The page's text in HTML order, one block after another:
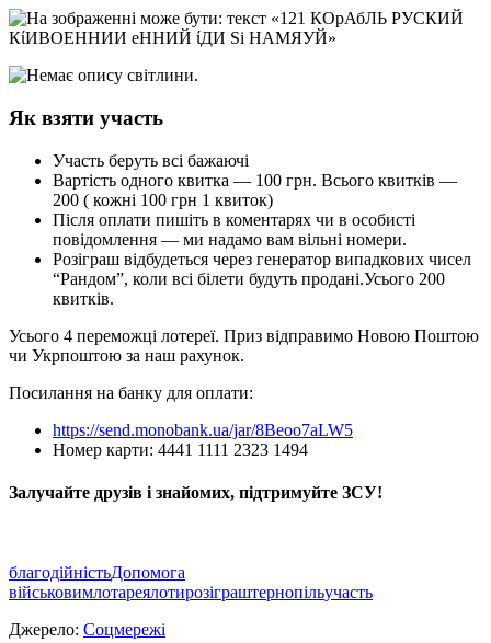
Як взяти участь
Участь беруть всi бажаючi
Вартiсть одного квитка — 100 грн. Всього квиткiв —
200 ( кожнi 100 грн 1 квиток)
Пiсля оплати пишiть в коментарях чи в особистi
повiдомлення — ми надамо вам вiльнi номери.
Розiграш вiдбудеться через генератор випадкових чисел
“Рандом”, коли всi бiлети будуть проданi.Усього 200
квиткiв.
Усього 4 переможцi лотереї. Приз вiдправимо Новою Поштою
чи Укрпоштою за наш рахунок.
Посилання на банку для оплати:
https://send.monobank.ua/jar/8Beoo7aLW5
Номер карти: 4441 1111 2323 1494
Залучайте друзiв i знайомих, пiдтримуйте ЗСУ!
благодійністьДопомога
військовимлотареялотирозіграштернопільучасть
Джерело: Соцмережі